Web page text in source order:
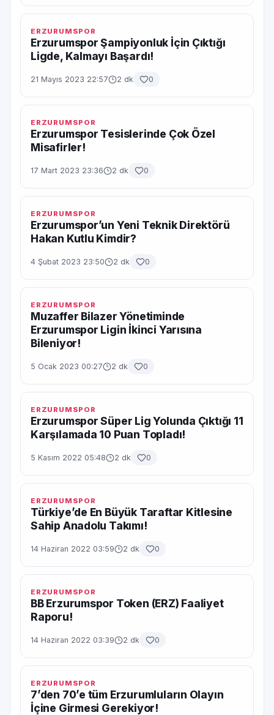
ERZURUMSPOR
Erzurumspor Şampiyonluk İçin Çıktığı
Ligde, Kalmayı Başardı!
21 Mayıs 2023 22:57 2 dk 0
ERZURUMSPOR
Erzurumspor Tesislerinde Çok Özel
Misafirler!
17 Mart 2023 23:36 2 dk 0
ERZURUMSPOR
Erzurumspor’un Yeni Teknik Direktörü
Hakan Kutlu Kimdir?
4 Şubat 2023 23:50 2 dk 0
ERZURUMSPOR
Muzaffer Bilazer Yönetiminde
Erzurumspor Ligin İkinci Yarısına
Bileniyor!
5 Ocak 2023 00:27 2 dk 0
ERZURUMSPOR
Erzurumspor Süper Lig Yolunda Çıktığı 11
Karşılamada 10 Puan Topladı!
5 Kasım 2022 05:48 2 dk 0
ERZURUMSPOR
Türkiye’de En Büyük Taraftar Kitlesine
Sahip Anadolu Takımı!
14 Haziran 2022 03:59 2 dk 0
ERZURUMSPOR
BB Erzurumspor Token (ERZ) Faaliyet
Raporu!
14 Haziran 2022 03:39 2 dk 0
ERZURUMSPOR
7’den 70’e tüm Erzurumluların Olayın
İçine Girmesi Gerekiyor!